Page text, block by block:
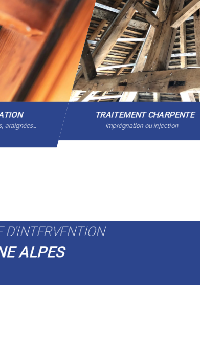
araignées…
TRAITEMENT CHARPENTE
Imprégnation ou injection
D'INTERVENTION
ALPES